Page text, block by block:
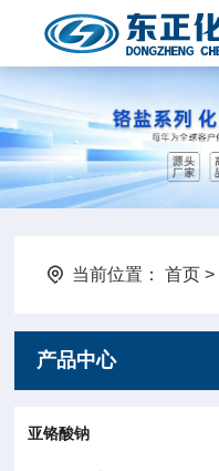
当前位置：首页 >
产品中心
亚铬酸钠